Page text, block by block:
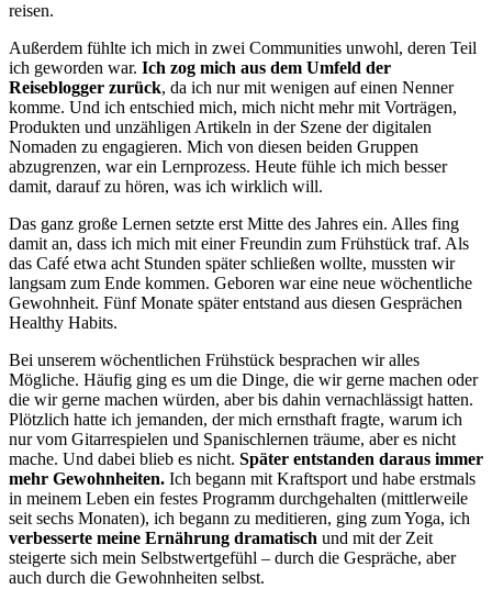
reisen.
Außerdem fühlte ich mich in zwei Communities unwohl, deren Teil
ich geworden war. Ich zog mich aus dem Umfeld der
Reiseblogger zurück, da ich nur mit wenigen auf einen Nenner
komme. Und ich entschied mich, mich nicht mehr mit Vorträgen,
Produkten und unzähligen Artikeln in der Szene der digitalen
Nomaden zu engagieren. Mich von diesen beiden Gruppen
abzugrenzen, war ein Lernprozess. Heute fühle ich mich besser
damit, darauf zu hören, was ich wirklich will.
Das ganz große Lernen setzte erst Mitte des Jahres ein. Alles fing
damit an, dass ich mich mit einer Freundin zum Frühstück traf. Als
das Café etwa acht Stunden später schließen wollte, mussten wir
langsam zum Ende kommen. Geboren war eine neue wöchentliche
Gewohnheit. Fünf Monate später entstand aus diesen Gesprächen
Healthy Habits.
Bei unserem wöchentlichen Frühstück besprachen wir alles
Mögliche. Häufig ging es um die Dinge, die wir gerne machen oder
die wir gerne machen würden, aber bis dahin vernachlässigt hatten.
Plötzlich hatte ich jemanden, der mich ernsthaft fragte, warum ich
nur vom Gitarrespielen und Spanischlernen träume, aber es nicht
mache. Und dabei blieb es nicht. Später entstanden daraus immer
mehr Gewohnheiten. Ich begann mit Kraftsport und habe erstmals
in meinem Leben ein festes Programm durchgehalten (mittlerweile
seit sechs Monaten), ich begann zu meditieren, ging zum Yoga, ich
verbesserte meine Ernährung dramatisch und mit der Zeit
steigerte sich mein Selbstwertgefühl – durch die Gespräche, aber
auch durch die Gewohnheiten selbst.